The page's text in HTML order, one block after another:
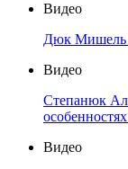
Видео
Дюк Мишель
Видео
Степанюк
Видео